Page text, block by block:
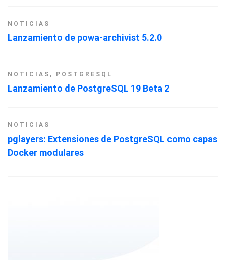
NOTICIAS
Lanzamiento de powa-archivist 5.2.0
NOTICIAS , POSTGRESQL
Lanzamiento de PostgreSQL 19 Beta 2
NOTICIAS
pglayers: Extensiones de PostgreSQL como capas
Docker modulares